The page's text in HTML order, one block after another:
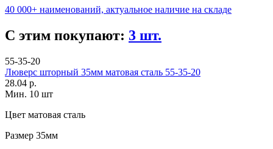
40 000+ наименований, актуальное наличие на складе
С этим покупают: 3 шт.
55-35-20
Люверс шторный 35мм матовая сталь 55-35-20
28.04 р.
Мин. 10 шт
Цвет матовая сталь
Размер 35мм